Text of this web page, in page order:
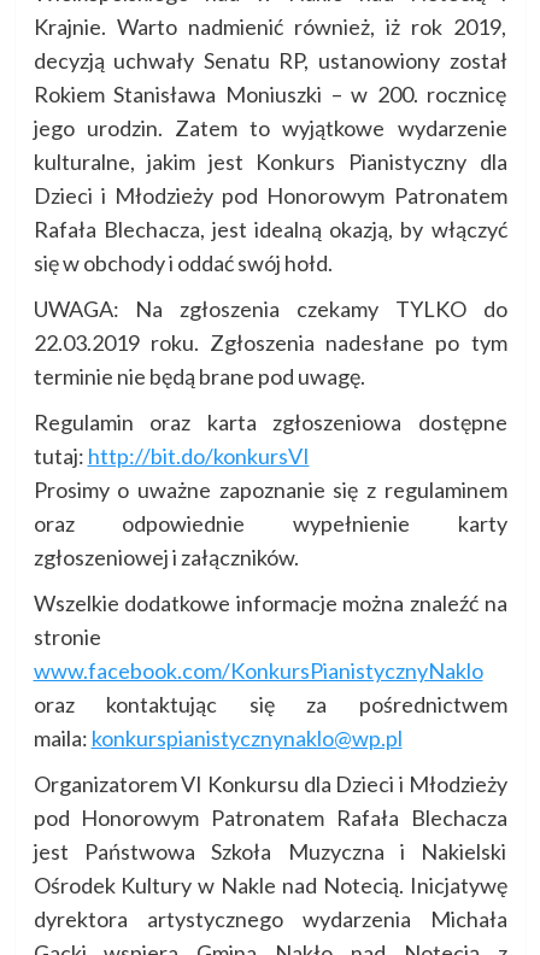
Krajnie. Warto nadmienić również, iż rok 2019,
decyzją uchwały Senatu RP, ustanowiony został
Rokiem Stanisława Moniuszki – w 200. rocznicę
jego urodzin. Zatem to wyjątkowe wydarzenie
kulturalne, jakim jest Konkurs Pianistyczny dla
Dzieci i Młodzieży pod Honorowym Patronatem
Rafała Blechacza, jest idealną okazją, by włączyć
się w obchody i oddać swój hołd.
UWAGA: Na zgłoszenia czekamy TYLKO do
22.03.2019 roku. Zgłoszenia nadesłane po tym
terminie nie będą brane pod uwagę.
Regulamin oraz karta zgłoszeniowa dostępne
tutaj: http://bit.do/konkursVI
Prosimy o uważne zapoznanie się z regulaminem
oraz odpowiednie wypełnienie karty
zgłoszeniowej i załączników.
Wszelkie dodatkowe informacje można znaleźć na
stronie
www.facebook.com/KonkursPianistycznyNaklo
oraz kontaktując się za pośrednictwem
maila: konkurspianistycznynaklo@wp.pl
Organizatorem VI Konkursu dla Dzieci i Młodzieży
pod Honorowym Patronatem Rafała Blechacza
jest Państwowa Szkoła Muzyczna i Nakielski
Ośrodek Kultury w Nakle nad Notecią. Inicjatywę
dyrektora artystycznego wydarzenia Michała